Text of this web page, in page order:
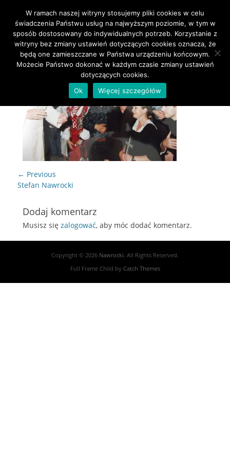
Primary Menu
Skip
to
content
Nawigacja
wpisu
← Previous
Previous
Stefan Nawrocki
Dodaj komentarz
Musisz się zalogować, aby móc dodać komentarz.
Copyright © 2026 Nawrocki. All Rights Reserved.
Full Frame Child by Catch Themes
W ramach naszej witryny stosujemy pliki cookies w celu
świadczenia Państwu usług na najwyższym poziomie, w tym w
sposób dostosowany do indywidualnych potrzeb. Korzystanie z
witryny bez zmiany ustawień dotyczących cookies oznacza, że
będą one zamieszczane w Państwa urządzeniu końcowym.
Możecie Państwo dokonać w każdym czasie zmiany ustawień
dotyczących cookies.
Ok
Więcej szczegółów